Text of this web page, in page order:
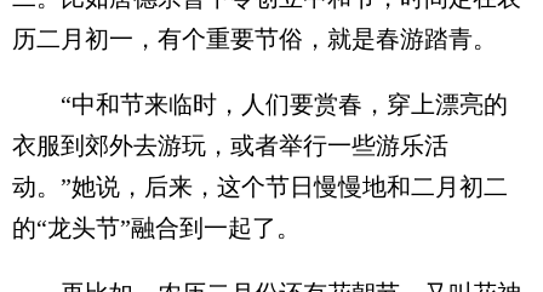
历二月初一，有个重要节俗，就是春游踏青。
“中和节来临时，人们要赏春，穿上漂亮的
衣服到郊外去游玩，或者举行一些游乐活
动。”她说，后来，这个节日慢慢地和二月初二
的“龙头节”融合到一起了。